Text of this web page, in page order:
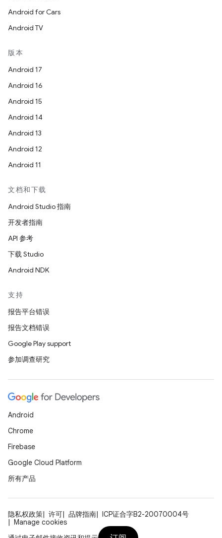
Android for Cars
Android TV
版本
Android 17
Android 16
Android 15
Android 14
Android 13
Android 12
Android 11
文档和下载
Android Studio 指南
开发者指南
API 参考
下载 Studio
Android NDK
支持
报告平台错误
报告文档错误
Google Play support
参加调查研究
Android
Chrome
Firebase
Google Cloud Platform
所有产品
隐私权政策 许可 品牌指南
ICP证合字B2-20070004号
Manage cookies